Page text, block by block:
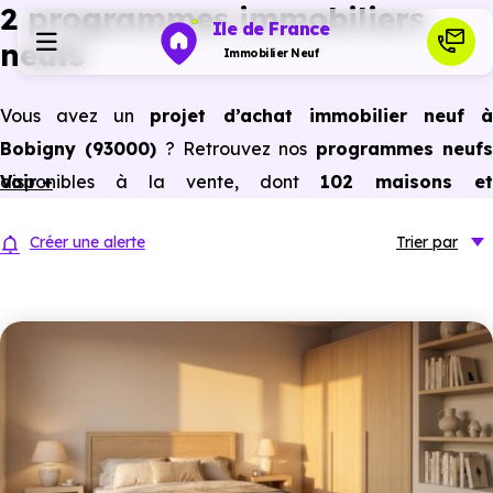
Ile de France
Immobilier Neuf
Actualités
Financer
2 programmes immobiliers
neufs
Vous avez un projet d’achat immobilier neuf à
Bobigny (93000) ? Retrouvez nos programmes neufs
disponibles à la vente, dont 102 maisons et
prix promoteuret
à Bobigny (93000)
, vous pouvez aussi bénéficier des
avantages du neuf :PTZ, TVA réduitedans certains cas,
frais de notaire réduits, bonnes performances
énergétiques, garanties constructeur, etc.
Voir +
Créer une alerte Trier par